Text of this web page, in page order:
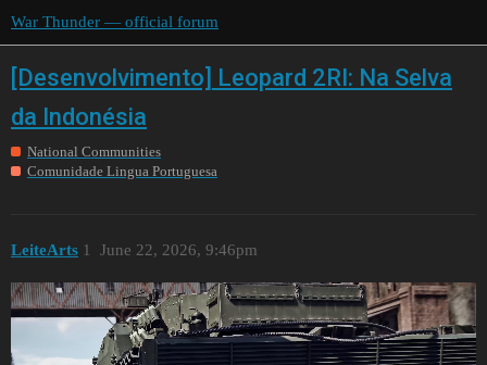
War Thunder — official forum
[Desenvolvimento] Leopard 2RI: Na Selva
da Indonésia
National Communities
Comunidade Lingua Portuguesa
LeiteArts June 22, 2026, 9:46pm
1